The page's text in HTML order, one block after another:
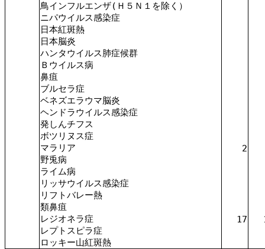
鳥インフルエンザ(Ｈ５Ｎ１を除く）
ニパウイルス感染症
日本紅斑熱
日本脳炎
ハンタウイルス肺症候群
Ｂウイルス病
鼻疽
ブルセラ症
ベネズエラウマ脳炎
ヘンドラウイルス感染症
発しんチフス
ボツリヌス症
マラリア
2
野兎病
ライム病
リッサウイルス感染症
リフトバレー熱
類鼻疽
レジオネラ症
17
レプトスピラ症
ロッキー山紅斑熱